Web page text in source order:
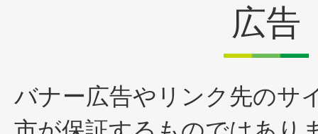
広告
バナー広告やリンク先のサ